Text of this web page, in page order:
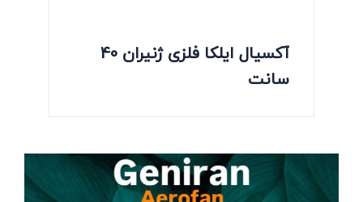
آکسیال ایلکا فلزی ژنیران 40
سانت